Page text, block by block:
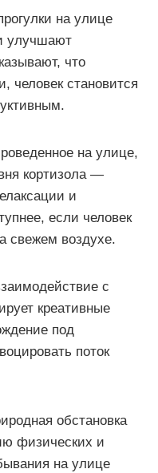
на улице
улучшают
что
человек становится
на улице,
кортизола —
и
если человек
свежем воздухе.
с
креативные
под
поток
обстановка
физических и
на улице